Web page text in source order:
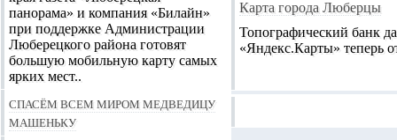
Карта города Люберцы
Топографический банк
«Яндекс.Карты» теперь
панорама» и компания «Билайн»
при поддержке Администрации
Люберецкого района готовят
большую мобильную карту самых
ярких мест..
Спасём всем миром медведицу
Машеньку